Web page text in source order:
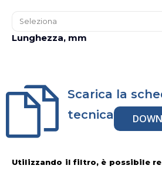
Lunghezza, mm
Scarica la
tecnica
Utilizzando il filtro, è possibile